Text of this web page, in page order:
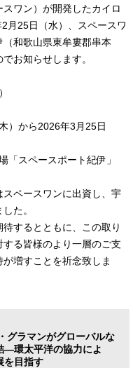
ワン）が開発したカイロ
月25日（水）、スペースワ
和歌山県東牟婁郡串本
お知らせします。
）から2026年3月25日
スペースポート紀伊」
ペースワンに出資し、宇
た。
するとともに、この取り
る皆様のより一層のご支
増すことを祈念致しま
グラマンがグローバルな
―環太平洋の協力によ
を目指す